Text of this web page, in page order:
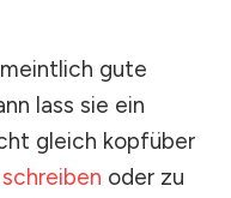
gute
lass sie ein
gleich kopfüber
oder zu